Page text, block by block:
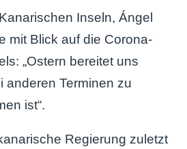
Inseln, Ángel
mit Blick auf die Corona-
„Ostern bereitet uns
anderen Terminen zu
ist“.
Regierung zuletzt